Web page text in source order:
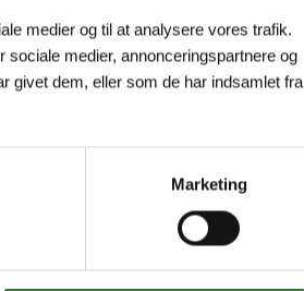
medier og til at analysere vores trafik.
medier, annonceringspartnere og
givet dem, eller som de har indsamlet fra
Marketing